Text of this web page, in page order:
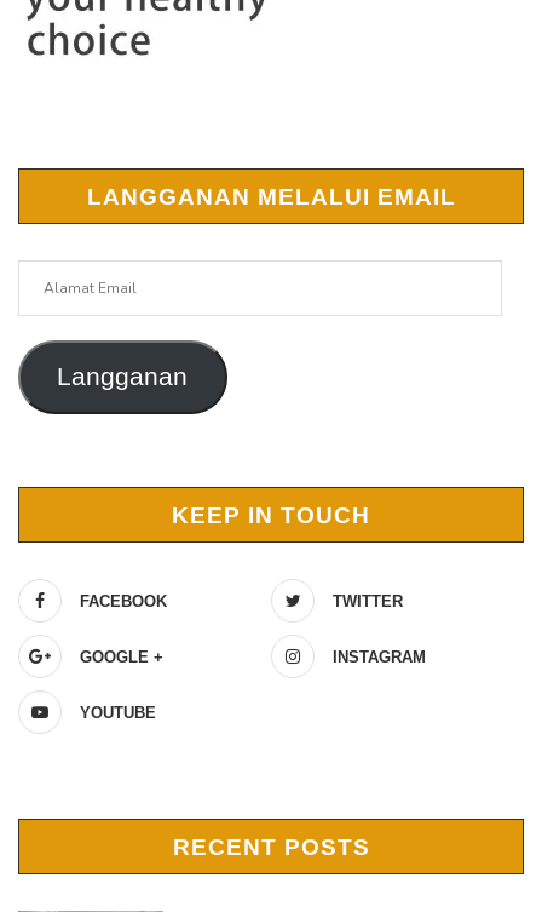
LANGGANAN MELALUI EMAIL
Langganan
KEEP IN TOUCH
FACEBOOK TWITTER
GOOGLE + INSTAGRAM
YOUTUBE
RECENT POSTS